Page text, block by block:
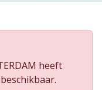
heeft